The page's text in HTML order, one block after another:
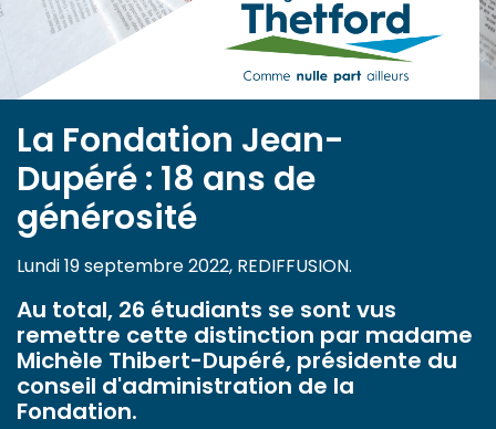
La Fondation Jean-
Dupéré : 18 ans de
générosité
Lundi 19 septembre 2022, REDIFFUSION.
Au total, 26 étudiants se sont vus
remettre cette distinction par madame
Michèle Thibert-Dupéré, présidente du
conseil d'administration de la
Fondation.